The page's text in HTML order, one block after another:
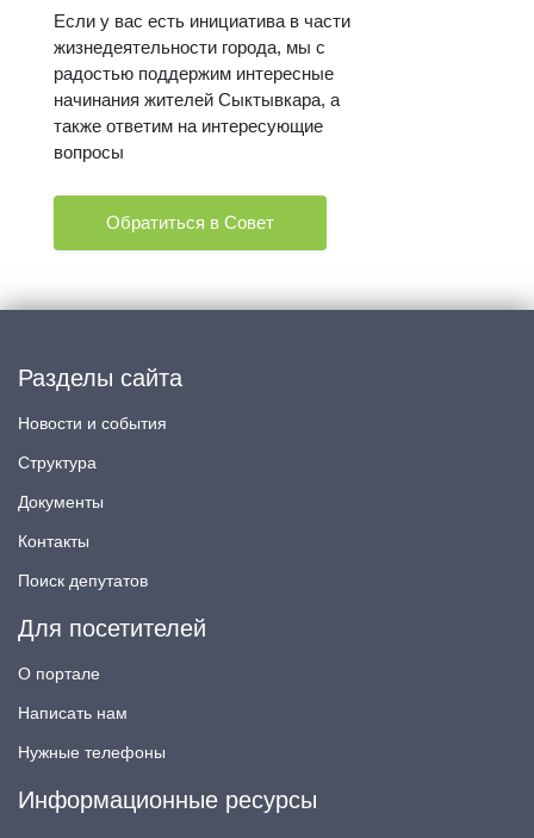
Если у вас есть инициатива в части
жизнедеятельности города, мы с
радостью поддержим интересные
начинания жителей Сыктывкара, а
также ответим на интересующие
вопросы
Обратиться в Совет
Разделы сайта
Новости и события
Структура
Документы
Контакты
Поиск депутатов
Для посетителей
О портале
Написать нам
Нужные телефоны
Информационные ресурсы